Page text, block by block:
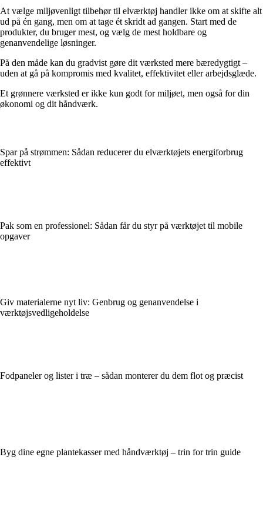
At vælge miljøvenligt tilbehør til elværktøj handler ikke om at skifte alt
ud på én gang, men om at tage ét skridt ad gangen. Start med de
produkter, du bruger mest, og vælg de mest holdbare og
genanvendelige løsninger.
På den måde kan du gradvist gøre dit værksted mere bæredygtigt –
uden at gå på kompromis med kvalitet, effektivitet eller arbejdsglæde.
Et grønnere værksted er ikke kun godt for miljøet, men også for din
økonomi og dit håndværk.
Spar på strømmen: Sådan reducerer du elværktøjets energiforbrug
effektivt
Pak som en professionel: Sådan får du styr på værktøjet til mobile
opgaver
Giv materialerne nyt liv: Genbrug og genanvendelse i
værktøjsvedligeholdelse
Fodpaneler og lister i træ – sådan monterer du dem flot og præcist
Byg dine egne plantekasser med håndværktøj – trin for trin guide